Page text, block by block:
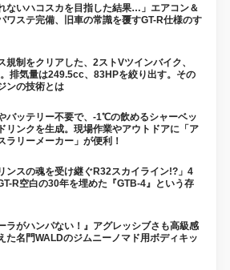
れないハコスカを目指した結果…」エアコン＆
ワステ完備、旧車の常識を覆すGT-R仕様のす
規制をクリアした、2ストVツインバイク、
排気量は249.5cc、83HPを絞り出す。その
ンの技術とは
バッテリー不要で、-1℃の飲めるシャーベッ
リンクを生成。現場作業やアウトドアに「ア
ラリーメーカー」が便利！
リンスの魂を受け継ぐR32スカイライン!?」4
R空白の30年を埋めた『GTB-4』という存
ーラがハンパない！』アグレッシブさも高級感
た名門WALDのジムニーノマド用ボディキッ